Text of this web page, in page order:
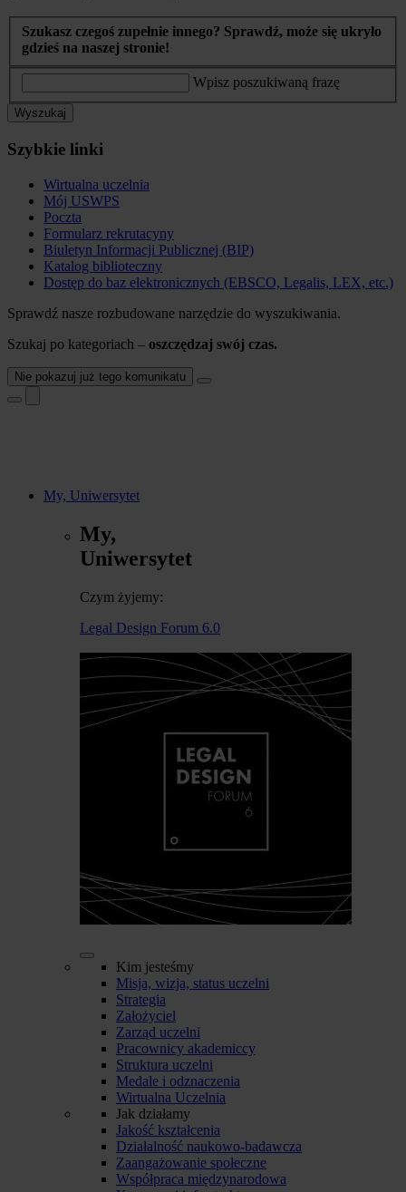
Szukasz czegoś zupełnie innego? Sprawdź, może się ukryło
gdzieś na naszej stronie!
Wpisz poszukiwaną frazę
Wyszukaj
Szybkie linki
Wirtualna uczelnia
Mój USWPS
Poczta
Formularz rekrutacyny
Biuletyn Informacji Publicznej (BIP)
Katalog biblioteczny
Dostęp do baz elektronicznych (EBSCO, Legalis, LEX, etc.)
Sprawdź nasze rozbudowane narzędzie do wyszukiwania.
Szukaj po kategoriach – oszczędzaj swój czas.
Nie pokazuj już tego komunikatu
My, Uniwersytet
My,
Uniwersytet
Czym żyjemy:
Legal Design Forum 6.0
Kim jesteśmy
Misja, wizja, status uczelni
Strategia
Założyciel
Zarząd uczelni
Pracownicy akademiccy
Struktura uczelni
Medale i odznaczenia
Wirtualna Uczelnia
Jak działamy
Jakość kształcenia
Działalność naukowo-badawcza
Zaangażowanie społeczne
Współpraca międzynarodowa